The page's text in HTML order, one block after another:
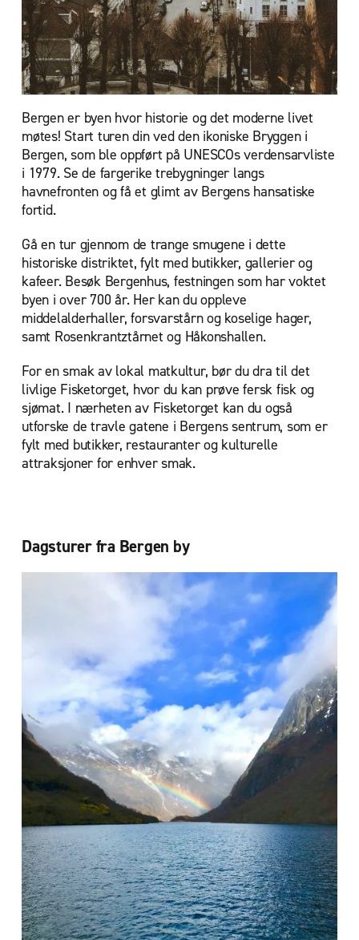
Bergen er byen hvor historie og det moderne livet
møtes! Start turen din ved den ikoniske Bryggen i
Bergen, som ble oppført på UNESCOs verdensarvliste
i 1979. Se de fargerike trebygninger langs
havnefronten og få et glimt av Bergens hansatiske
fortid.
Gå en tur gjennom de trange smugene i dette
historiske distriktet, fylt med butikker, gallerier og
kafeer. Besøk Bergenhus, festningen som har voktet
byen i over 700 år. Her kan du oppleve
middelalderhaller, forsvarstårn og koselige hager,
samt Rosenkrantztårnet og Håkonshallen.
For en smak av lokal matkultur, bør du dra til det
livlige Fisketorget, hvor du kan prøve fersk fisk og
sjømat. I nærheten av Fisketorget kan du også
utforske de travle gatene i Bergens sentrum, som er
fylt med butikker, restauranter og kulturelle
attraksjoner for enhver smak.
Dagsturer fra Bergen by